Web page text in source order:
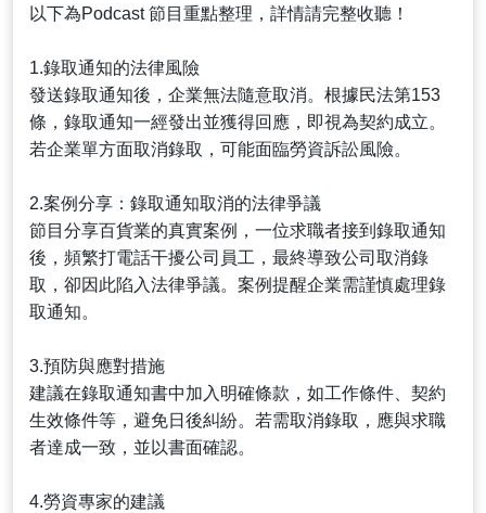
以下為Podcast 節目重點整理，詳情請完整收聽！
1.錄取通知的法律風險
發送錄取通知後，企業無法隨意取消。根據民法第153
條，錄取通知一經發出並獲得回應，即視為契約成立。
若企業單方面取消錄取，可能面臨勞資訴訟風險。
2.案例分享：錄取通知取消的法律爭議
節目分享百貨業的真實案例，一位求職者接到錄取通知
後，頻繁打電話干擾公司員工，最終導致公司取消錄
取，卻因此陷入法律爭議。案例提醒企業需謹慎處理錄
取通知。
3.預防與應對措施
建議在錄取通知書中加入明確條款，如工作條件、契約
生效條件等，避免日後糾紛。若需取消錄取，應與求職
者達成一致，並以書面確認。
4.勞資專家的建議